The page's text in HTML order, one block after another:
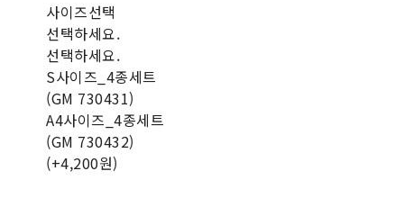
사이즈선택
선택하세요.
선택하세요.
S사이즈_4종세트
(GM 730431)
A4사이즈_4종세트
(GM 730432)
(+4,200원)